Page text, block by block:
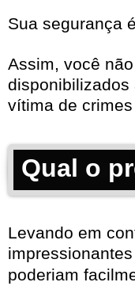
Sua segurança
Assim, você
disponibilizados
vítima de
Qual o
Levando em
poderiam